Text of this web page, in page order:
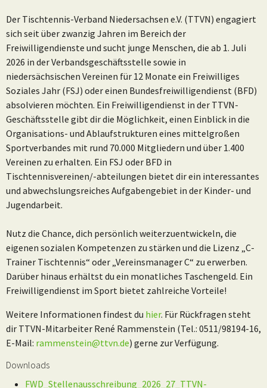
Der Tischtennis-Verband Niedersachsen e.V. (TTVN) engagiert
sich seit über zwanzig Jahren im Bereich der
Freiwilligendienste und sucht junge Menschen, die ab 1. Juli
2026 in der Verbandsgeschäftsstelle sowie in
niedersächsischen Vereinen für 12 Monate ein Freiwilliges
Soziales Jahr (FSJ) oder einen Bundesfreiwilligendienst (BFD)
absolvieren möchten. Ein Freiwilligendienst in der TTVN-
Geschäftsstelle gibt dir die Möglichkeit, einen Einblick in die
Organisations- und Ablaufstrukturen eines mittelgroßen
Sportverbandes mit rund 70.000 Mitgliedern und über 1.400
Vereinen zu erhalten. Ein FSJ oder BFD in
Tischtennisvereinen/-abteilungen bietet dir ein interessantes
und abwechslungsreiches Aufgabengebiet in der Kinder- und
Jugendarbeit.
Nutz die Chance, dich persönlich weiterzuentwickeln, die
eigenen sozialen Kompetenzen zu stärken und die Lizenz „C-
Trainer Tischtennis“ oder „Vereinsmanager C“ zu erwerben.
Darüber hinaus erhältst du ein monatliches Taschengeld. Ein
Freiwilligendienst im Sport bietet zahlreiche Vorteile!
Weitere Informationen findest du hier. Für Rückfragen steht
dir TTVN-Mitarbeiter René Rammenstein (Tel.: 0511/98194-16,
E-Mail: rammenstein@ttvn.de) gerne zur Verfügung.
Downloads
FWD_Stellenausschreibung_2026_27_TTVN-